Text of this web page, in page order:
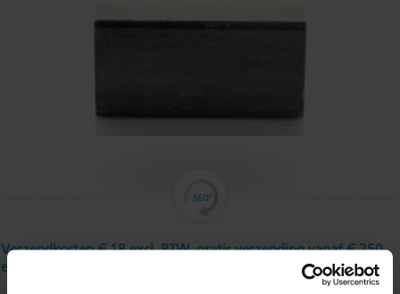
Verzendkosten € 18 excl. BTW, gratis verzending vanaf € 250
excl. BTW